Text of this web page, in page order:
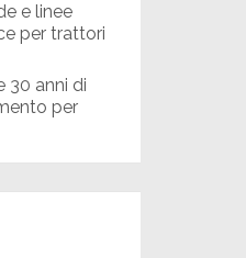
e linee
per trattori
30 anni di
per